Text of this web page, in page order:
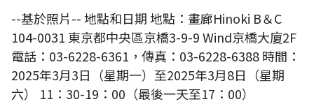
--基於照片-- 地點和日期 地點：畫廊Hinoki B＆C
104-0031 東京都中央區京橋3-9-9 Wind京橋大廈2F
電話：03-6228-6361，傳真：03-6228-6388 時間：
2025年3月3日（星期一）至2025年3月8日（星期
六） 11：30-19：00（最後一天至17：00）